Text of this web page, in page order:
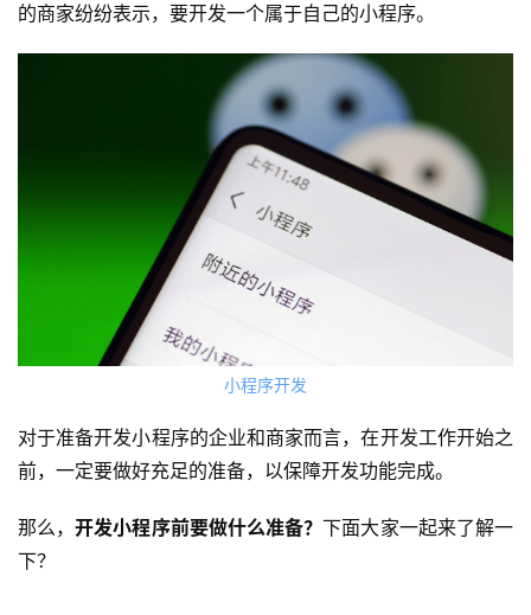
的商家纷纷表示，要开发一个属于自己的小程序。
小程序开发
对于准备开发小程序的企业和商家而言，在开发工作开始之
前，一定要做好充足的准备，以保障开发功能完成。
那么，开发小程序前要做什么准备？下面大家一起来了解一
下？